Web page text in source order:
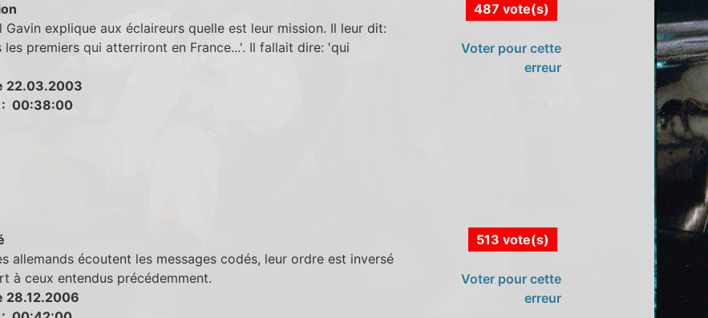
Gavin explique aux éclaireurs quelle est leur mission. Il leur dit:
les premiers qui atterriront en France...'. Il fallait dire: 'qui
22.03.2003
: 00:38:00
487 vote(s)
Voter pour cette
erreur
allemands écoutent les messages codés, leur ordre est inversé
à ceux entendus précédemment.
28.12.2006
513 vote(s)
Voter pour cette
erreur